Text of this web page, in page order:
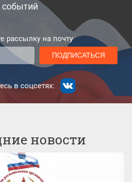
событий
рассылку на почту
в соцсетях:
новости